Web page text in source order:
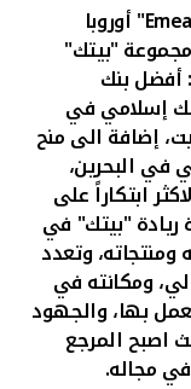
" أوروبا
"بيتك"
للعام 2017 وهي: أفضل بنك
إسلامي في
إضافة الى منح
في البحرين،
ابتكاراً على
"بيتك" في
ومنتجاته، وتعدد
ومكانته في
بها، والجهود
اصبح المرجع
في مجاله.